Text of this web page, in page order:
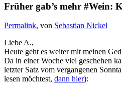
Früher gab’s mehr #Wein:
Permalink, von Sebastian Nickel
Liebe A.,
Heute geht es weiter mit meinen
Da in einer Woche viel geschehen
letzter Satz vom vergangenen
lesen möchtest, dann hier):